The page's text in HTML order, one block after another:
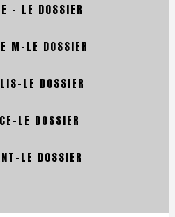
– LE DOSSIER
M-LE DOSSIER
LE DOSSIER
LE DOSSIER
LE DOSSIER